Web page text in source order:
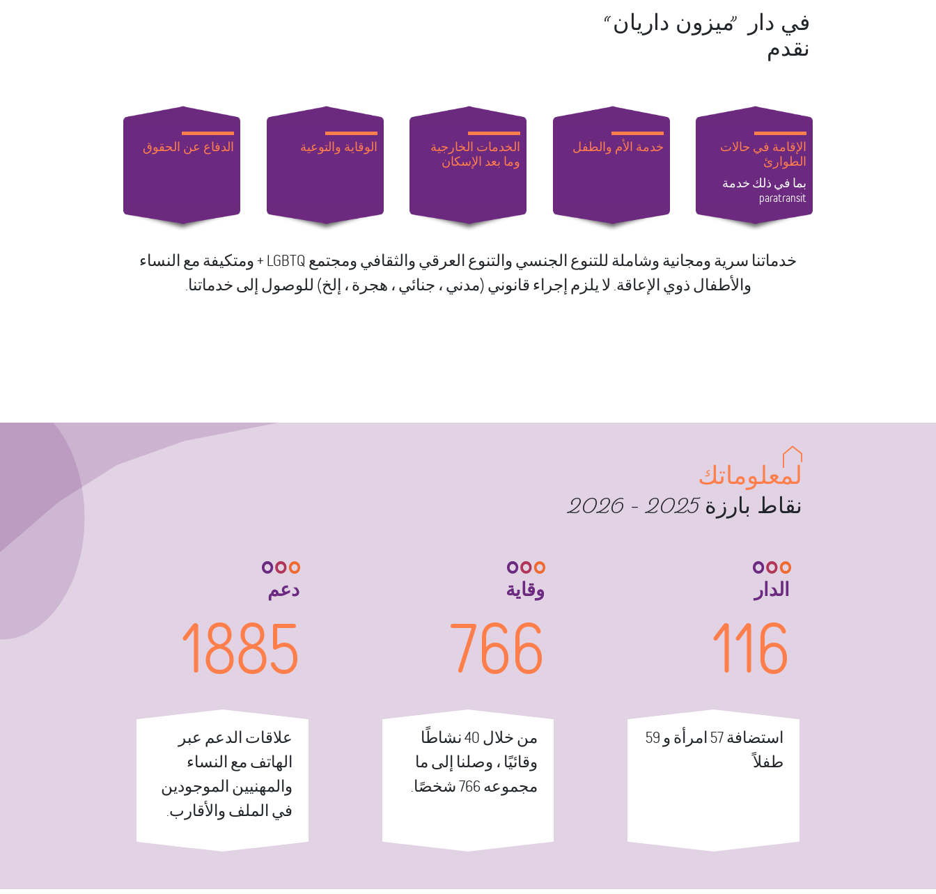
في دار ”ميزون داريان“
نقدم
الإقامة في حالات
الطوارئ
بما في ذلك خدمة
paratransit
خدمة الأم والطفل
الخدمات الخارجية
وما بعد الإسكان
الوقاية والتوعية الدفاع عن الحقوق
خدماتنا سرية ومجانية وشاملة للتنوع الجنسي والتنوع العرقي والثقافي ومجتمع LGBTQ + ومتكيفة مع النساء
والأطفال ذوي الإعاقة. لا يلزم إجراء قانوني (مدني ، جنائي ، هجرة ، إلخ) للوصول إلى خدماتنا.
لمعلوماتك
نقاط بارزة 2025 - 2026
الدار
116
وقاية
766
دعم
1885
استضافة 57 امرأة و 59
طفلاً
من خلال 40 نشاطًا
وقائيًا ، وصلنا إلى ما
مجموعه 766 شخصًا.
علاقات الدعم عبر
الهاتف مع النساء
والمهنيين الموجودين
في الملف والأقارب.